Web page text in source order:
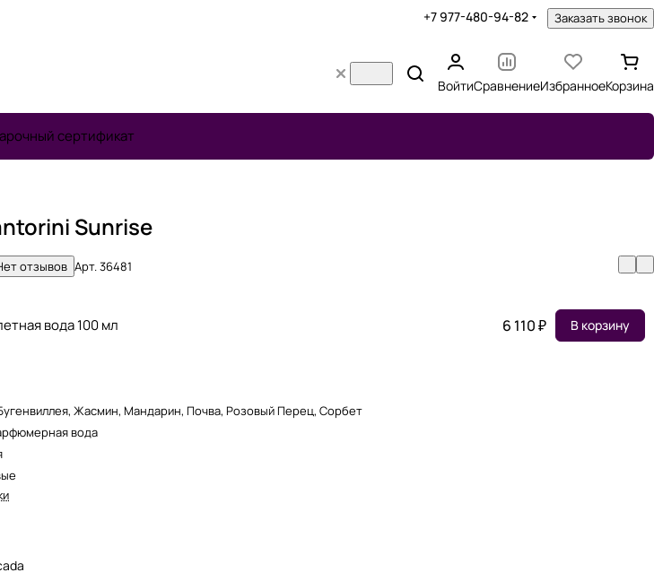
+7 977-480-94-82 Заказать звонок
ВойтиСравнениеИзбранноеКорзина
сертификат
Sunrise
отзывов Арт.36481
вода 100 мл 6 110 ₽ В корзину
Жасмин, Мандарин, Почва, Розовый Перец, Сорбет
вода